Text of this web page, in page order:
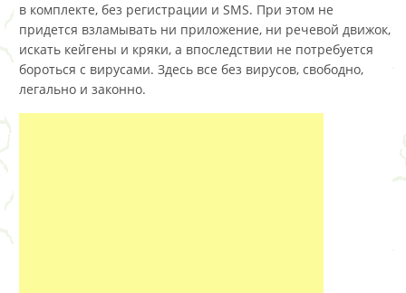
в комплекте, без регистрации и SMS. При этом не
придется взламывать ни приложение, ни речевой движок,
искать кейгены и кряки, а впоследствии не потребуется
бороться с вирусами. Здесь все без вирусов, свободно,
легально и законно.